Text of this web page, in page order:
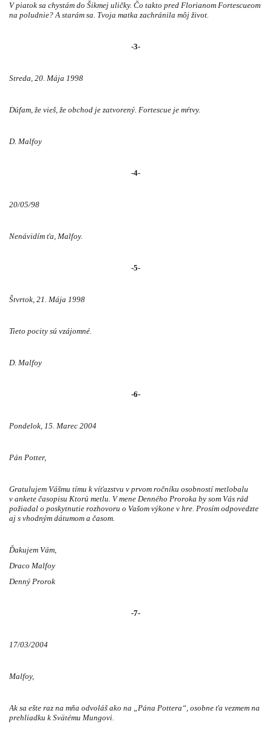
V piatok sa chystám do Šikmej uličky. Čo takto pred Florianom Fortescueom
na poludnie? A starám sa. Tvoja matka zachránila môj život.
-3-
Streda, 20. Mája 1998
Dúfam, že vieš, že obchod je zatvorený. Fortescue je mŕtvy.
D. Malfoy
-4-
20/05/98
Nenávidím ťa, Malfoy.
-5-
Štvrtok, 21. Mája 1998
Tieto pocity sú vzájomné.
D. Malfoy
-6-
Pondelok, 15. Marec 2004
Pán Potter,
Gratulujem Vášmu tímu k víťazstvu v prvom ročníku osobností metlobalu
v ankete časopisu Ktorú metlu. V mene Denného Proroka by som Vás rád
požiadal o poskytnutie rozhovoru o Vašom výkone v hre. Prosím odpovedzte
aj s vhodným dátumom a časom.
Ďakujem Vám,
Draco Malfoy
Denný Prorok
-7-
17/03/2004
Malfoy,
Ak sa ešte raz na mňa odvoláš ako na „Pána Pottera“, osobne ťa vezmem na
prehliadku k Svätému Mungovi.